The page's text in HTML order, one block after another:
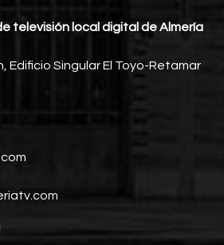
televisión local digital de Almería
Edificio Singular El Toyo-Retamar